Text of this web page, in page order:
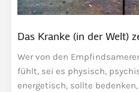
Das Kranke (in der Welt)
Wer von den
fühlt, sei es physisch,
energetisch, sollte